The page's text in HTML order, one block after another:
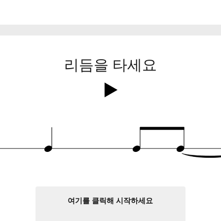
리듬을 타세요
q q q
여기를 클릭해 시작하세요